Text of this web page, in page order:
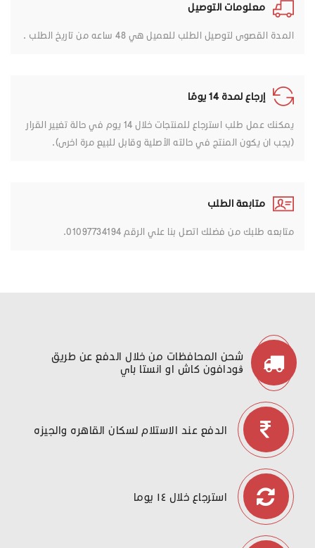
معلومات التوصيل
المدة القصوى لتوصيل الطلب للعميل هي 48 ساعه من تاريخ الطلب .
إرجاع لمدة 14 يومًا
يمكنك عمل طلب استرجاع للمنتجات خلال 14 يوم في حالة تغيير القرار
(يجب ان يكون المنتج في حالته الأصلية وقابل للبيع مرة اخرى).
متابعة الطلب
متابعه طلبك من فضلك اتصل بنا علي الرقم 01097734194.
شحن المحافظات من خلال الدفع عن طريق
ڤودافون كاش او انستا باي
الدفع عند الاستلام لسكان القاهره والجيزه
استرجاع خلال ١٤ يوما